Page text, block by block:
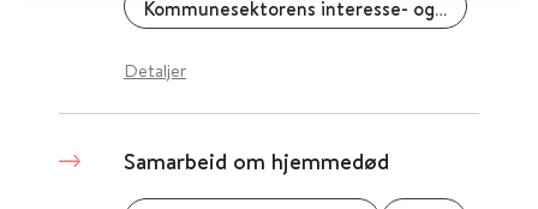
Kommunesektorens interesse- og arbeidsgiverorganisasjon (KS)
Detaljer
Samarbeid om hjemmedød